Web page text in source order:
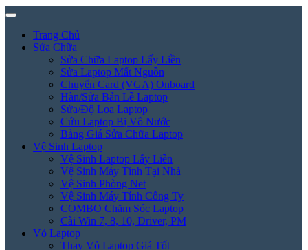
Trang Chủ
Sửa Chữa
Sửa Chữa Laptop Lấy Liền
Sửa Laptop Mất Nguồn
Chuyển Card (VGA) Onboard
Hàn/Sửa Bản Lề Laptop
Sửa/Độ Loa Laptop
Cứu Laptop Bị Vô Nước
Bảng Giá Sửa Chữa Laptop
Vệ Sinh Laptop
Vệ Sinh Laptop Lấy Liền
Vệ Sinh Máy Tính Tại Nhà
Vệ Sinh Phòng Net
Vệ Sinh Máy Tính Công Ty
COMBO Chăm Sóc Laptop
Cài Win 7, 8, 10, Driver, PM
Vỏ Laptop
Thay Vỏ Laptop Giá Tốt